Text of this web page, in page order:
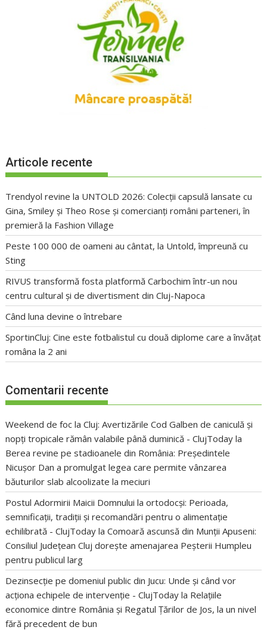
Articole recente
Trendyol revine la UNTOLD 2026: Colecții capsulă lansate cu
Gina, Smiley și Theo Rose și comercianți români parteneri, în
premieră la Fashion Village
Peste 100 000 de oameni au cântat, la Untold, împreună cu
Sting
RIVUS transformă fosta platformă Carbochim într-un nou
centru cultural și de divertisment din Cluj-Napoca
Când luna devine o întrebare
SportinCluj: Cine este fotbalistul cu două diplome care a învățat
româna la 2 ani
Comentarii recente
Weekend de foc la Cluj: Avertizările Cod Galben de caniculă și
nopți tropicale rămân valabile până duminică - ClujToday la
Berea revine pe stadioanele din România: Președintele
Nicușor Dan a promulgat legea care permite vânzarea
băuturilor slab alcoolizate la meciuri
Postul Adormirii Maicii Domnului la ortodocși: Perioada,
semnificații, tradiții și recomandări pentru o alimentație
echilibrată - ClujToday laComoară ascunsă din Munții Apuseni:
Consiliul Județean Cluj dorește amenajarea Peșterii Humpleu
pentru publicul larg
Dezinsecție pe domeniul public din Jucu: Unde și când vor
acționa echipele de intervenție - ClujToday la Relațiile
economice dintre România și Regatul Țărilor de Jos, la un nivel
fără precedent de bun